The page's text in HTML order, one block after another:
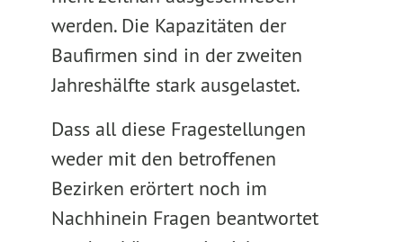
werden. Die Kapazitäten der
Baufirmen sind in der zweiten
Jahreshälfte stark ausgelastet.
Dass all diese Fragestellungen
weder mit den betroffenen
Bezirken erörtert noch im
Nachhinein Fragen beantwortet